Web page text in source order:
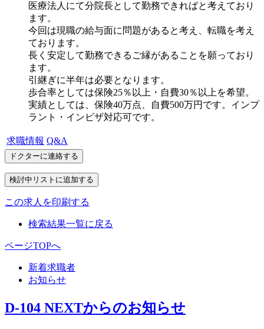
医療法人にて分院長として勤務できればと考えており
ます。
今回は現職の給与面に問題があると考え、転職を考え
ております。
長く安定して勤務できるご縁があることを願っており
ます。
引継ぎに半年は必要となります。
歩合率としては保険25％以上・自費30％以上を希望。
実績としては、保険40万点、自費500万円です。インプ
ラント・インビザ対応可です。
求職情報 Q&A
この求人を印刷する
検索結果一覧に戻る
ページTOPへ
新着求職者
お知らせ
D-104 NEXTからのお知らせ